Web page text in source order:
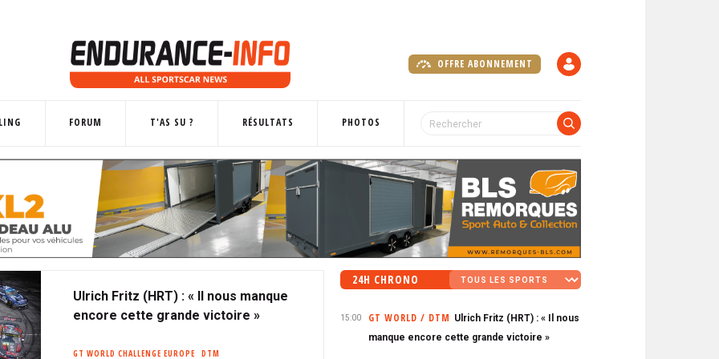
OFFRE ABONNEMENT
FORUM T'AS SU ? RÉSULTATS PHOTOS
Ulrich Fritz (HRT) : « Il nous manque
encore cette grande victoire »
GT WORLD CHALLENGE EUROPE
DTM
24H CHRONO
15:00 GT WORLD / DTM Ulrich Fritz (HRT) : « Il nous
manque encore cette grande victoire »